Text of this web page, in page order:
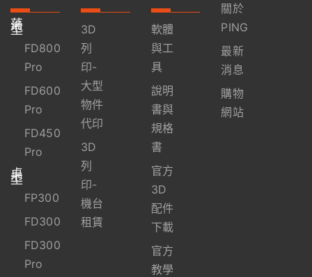
落
地
型
FD800
Pro
FD600
Pro
FD450
Pro
桌
上
型
FP300
FD300
FD300
Pro
3D
列
印-
大型
物件
代印
3D
列
印-
機台
租賃
軟體
與工
具
說明
書與
規格
書
官方
3D
配件
下載
官方
教學
關於
PING
最新
消息
購物
網站